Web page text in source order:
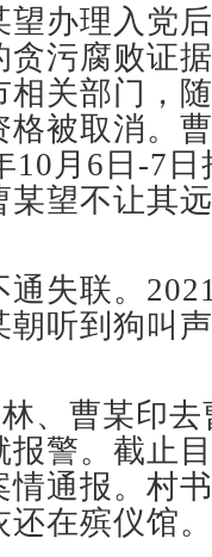
办理入党
贪污腐败证
关部门，
被取消。
10月6日-7
望不让其
失联。
听到狗叫
、曹某印
警。截止
情通报。村
还在殡仪馆。